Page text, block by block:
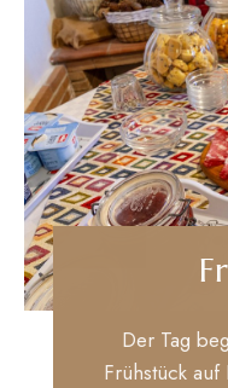
Der Tag
Frühstück auf